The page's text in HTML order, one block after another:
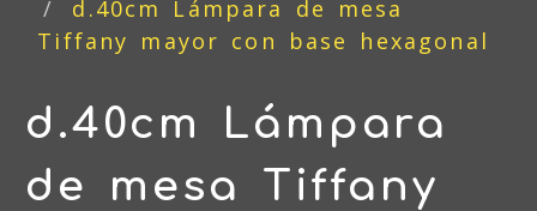
d.40cm Lámpara de mesa
Tiffany mayor con base hexagonal
d.40cm Lámpara
de mesa Tiffany